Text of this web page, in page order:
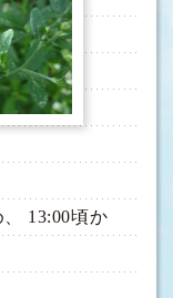
13:00頃か